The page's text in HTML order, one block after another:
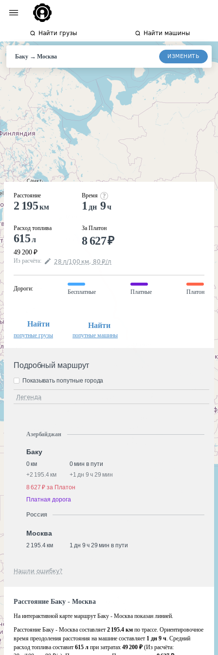
Найти грузы Найти машины
Баку→Москва ИЗМЕНИТЬ
Расстояние
2 195км
Расход топлива
615л
49 200 ₽
Время
1 дн 9ч
За Платон
8 627₽
Из расчёта: 28 л/100 км, 80 ₽/л
Дороги:
Бесплатные Платные Платон
Найти
попутные грузы
Найти
попутные машины
Подробный маршрут
Легенда
Показывать попутные города
Азербайджан
Баку
0 км
0 мин в пути
+2 195.4 км +1 дн 9 ч 29 мин
8 627 ₽ за Платон
Платная дорога
Россия
Москва
2 195.4 км 1 дн 9 ч 29 мин в пути
Нашли ошибку?
Расстояние Баку - Москва
На интерактивной карте маршрут Баку - Москва показан линией.
Расстояние Баку - Москва составляет 2 195.4 км по трассе. Ориентировочное
время преодоления расстояния на машине составляет 1 дн 9 ч. Средний
расход топлива составит 615 л при затратах 49 200 ₽ (Из расчёта: